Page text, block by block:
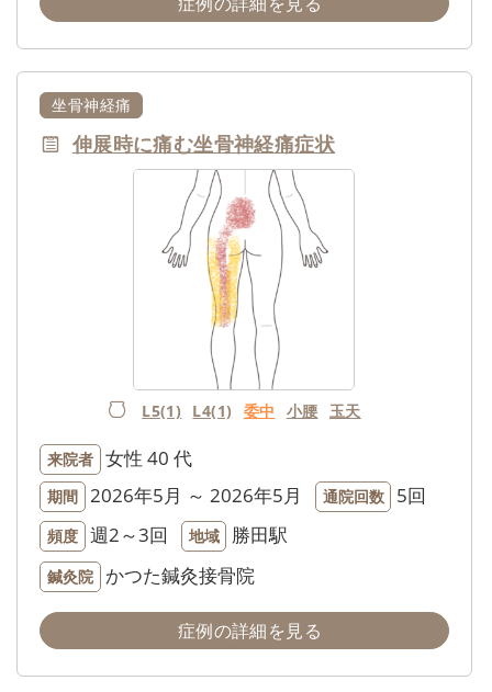
坐骨神経痛
伸展時に痛む坐骨神経痛症状
L5(1) L4(1) 委中 小腰 玉天
来院者 女性 40 代
期間 2026年5月 ～ 2026年5月 通院回数 5回
頻度 週2～3回 地域 勝田駅
鍼灸院 かつた鍼灸接骨院
症例の詳細を見る